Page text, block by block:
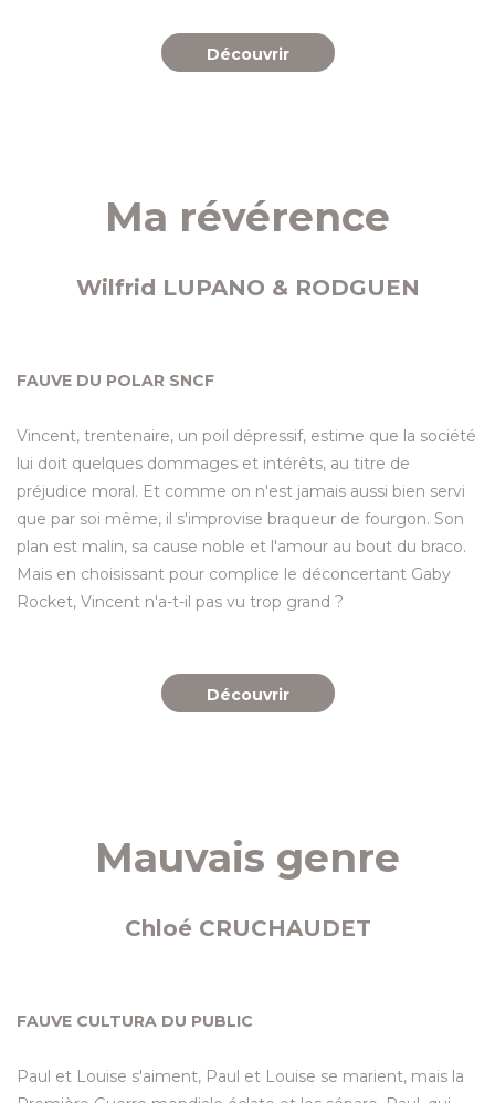
Découvrir
Ma révérence
Wilfrid LUPANO & RODGUEN
FAUVE DU POLAR SNCF
Vincent, trentenaire, un poil dépressif, estime que la société
lui doit quelques dommages et intérêts, au titre de
préjudice moral. Et comme on n'est jamais aussi bien servi
que par soi même, il s'improvise braqueur de fourgon. Son
plan est malin, sa cause noble et l'amour au bout du braco.
Mais en choisissant pour complice le déconcertant Gaby
Rocket, Vincent n'a-t-il pas vu trop grand ?
Découvrir
Mauvais genre
Chloé CRUCHAUDET
FAUVE CULTURA DU PUBLIC
Paul et Louise s'aiment, Paul et Louise se marient, mais la